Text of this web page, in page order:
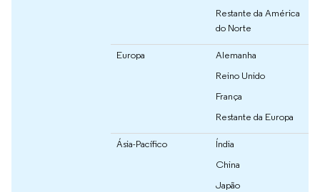
Restante da América
do Norte
Europa
Alemanha
Reino Unido
França
Restante da Europa
Ásia-Pacífico
Índia
China
Japão